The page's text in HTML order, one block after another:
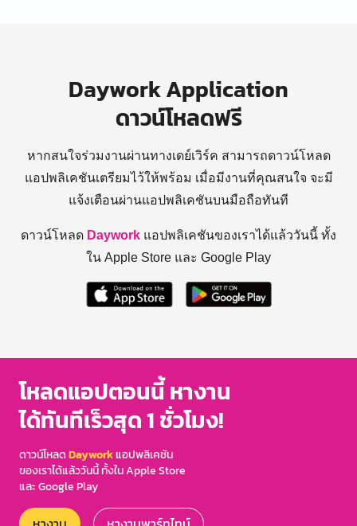
Daywork Application
ดาวน์โหลดฟรี
หากสนใจร่วมงานผ่านทางเดย์เวิร์ค สามารถดาวน์โหลด
แอปพลิเคชันเตรียมไว้ให้พร้อม เมื่อมีงานที่คุณสนใจ จะมี
แจ้งเตือนผ่านแอปพลิเคชันบนมือถือทันที
ดาวน์โหลด Daywork แอปพลิเคชันของเราได้แล้ววันนี้ ทั้ง
ใน Apple Store และ Google Play
โหลดแอปตอนนี้ หางาน
ได้ทันทีเร็วสุด 1 ชั่วโมง!
ดาวน์โหลดDayworkแอปพลิเคชัน
ของเราได้แล้ววันนี้ ทั้งใน Apple Store
และ Google Play